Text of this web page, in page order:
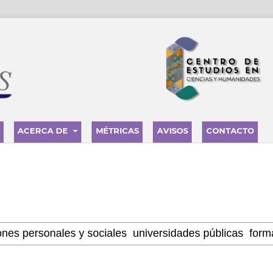
ACERCA DE MÉTRICAS AVISOS CONTACTO